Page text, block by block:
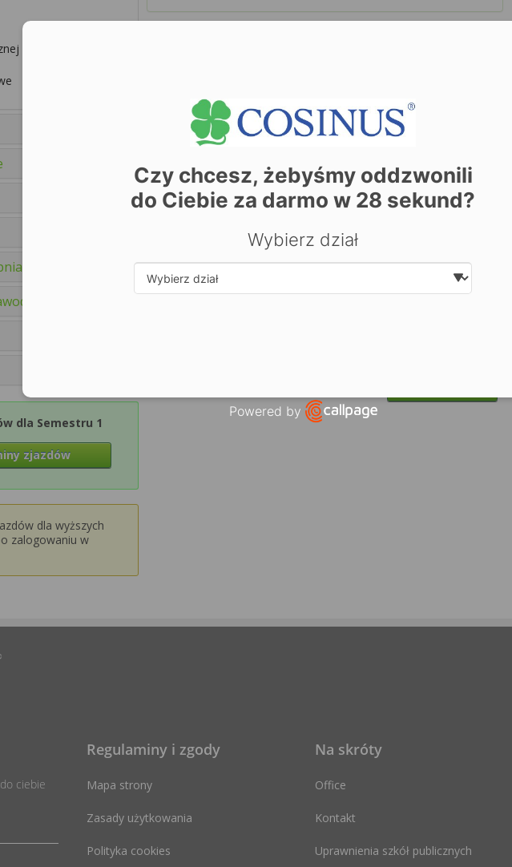
dla Semestru 1
zjazdów
dla wyższych
zalogowaniu w
ciebie
Regulaminy i zgody
Mapa strony
Zasady użytkowania
Polityka cookies
Na skróty
Office
Kontakt
Uprawnienia szkół publicznych
Czy chcesz, żebyśmy oddzwonili
do Ciebie za darmo w 28 sekund?
Wybierz dział
Powered by